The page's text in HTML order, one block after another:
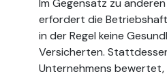
Im Gegensatz zu
erfordert die
in der Regel keine
Versicherten.
Unternehmens bewertet,